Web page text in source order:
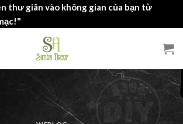
thư giãn vào không gian của bạn từ